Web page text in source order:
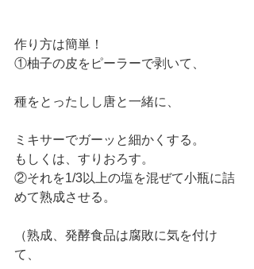
作り方は簡単！
①柚子の皮をピーラーで剥いて、
種をとったしし唐と一緒に、
ミキサーでガーッと細かくする。
もしくは、すりおろす。
②それを1/3以上の塩を混ぜて小瓶に詰
めて熟成させる。
（熟成、発酵食品は腐敗に気を付け
て、